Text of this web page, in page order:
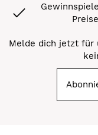
Melde dich jetzt für